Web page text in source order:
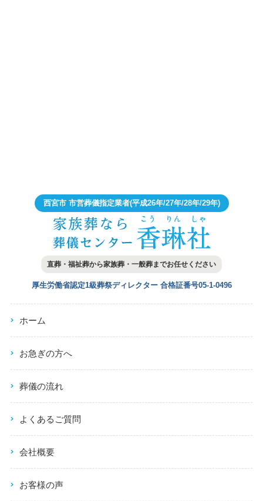
西宮市 市営葬儀指定業者(平成26年/27年/28年/29年)
直葬・福祉葬から家族葬・一般葬までお任せください
厚生労働省認定1級葬祭ディレクター 合格証番号05-1-0496
ホーム
お急ぎの方へ
葬儀の流れ
よくあるご質問
会社概要
お客様の声